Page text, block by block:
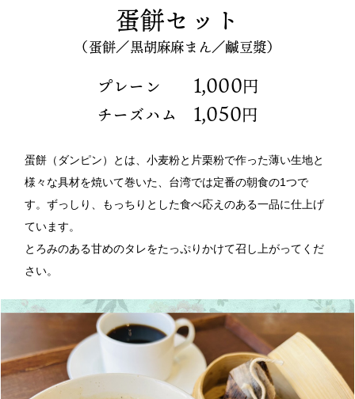
蛋餅セット
（蛋餅／黒胡麻麻まん／鹹豆漿）
プレーン 1,000円
チーズハム 1,050円
蛋餅（ダンピン）とは、小麦粉と片栗粉で作った薄い生地と
様々な具材を焼いて巻いた、台湾では定番の朝食の1つで
す。ずっしり、もっちりとした食べ応えのある一品に仕上げ
ています。
とろみのある甘めのタレをたっぷりかけて召し上がってくだ
さい。